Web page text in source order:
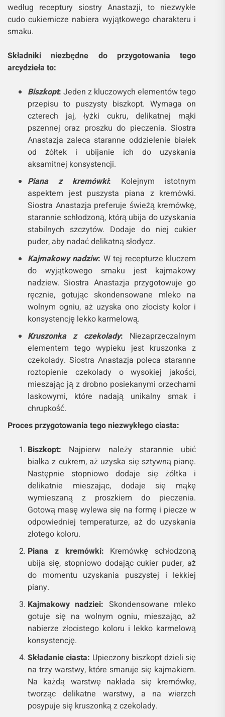
według receptury siostry Anastazji, to niezwykłe
cudo cukiernicze nabiera wyjątkowego charakteru i
smaku.
Składniki niezbędne do przygotowania tego
arcydzieła to:
Biszkopt: Jeden z kluczowych elementów tego
przepisu to puszysty biszkopt. Wymaga on
czterech jaj, łyżki cukru, delikatnej mąki
pszennej oraz proszku do pieczenia. Siostra
Anastazja zaleca staranne oddzielenie białek
od żółtek i ubijanie ich do uzyskania
aksamitnej konsystencji.
Piana z kremówki: Kolejnym istotnym
aspektem jest puszysta piana z kremówki.
Siostra Anastazja preferuje świeżą kremówkę,
starannie schłodzoną, którą ubija do uzyskania
stabilnych szczytów. Dodaje do niej cukier
puder, aby nadać delikatną słodycz.
Kajmakowy nadziw: W tej recepturze kluczem
do wyjątkowego smaku jest kajmakowy
nadziew. Siostra Anastazja przygotowuje go
ręcznie, gotując skondensowane mleko na
wolnym ogniu, aż uzyska ono złocisty kolor i
konsystencję lekko karmelową.
Kruszonka z czekolady: Niezaprzeczalnym
elementem tego wypieku jest kruszonka z
czekolady. Siostra Anastazja poleca staranne
roztopienie czekolady o wysokiej jakości,
mieszając ją z drobno posiekanymi orzechami
laskowymi, które nadają unikalny smak i
chrupkość.
Proces przygotowania tego niezwykłego ciasta:
Biszkopt: Najpierw należy starannie ubić
białka z cukrem, aż uzyska się sztywną pianę.
Następnie stopniowo dodaje się żółtka i
delikatnie mieszając, dodaje się mąkę
wymieszaną z proszkiem do pieczenia.
Gotową masę wylewa się na formę i piecze w
odpowiedniej temperaturze, aż do uzyskania
złotego koloru.
Piana z kremówki: Kremówkę schłodzoną
ubija się, stopniowo dodając cukier puder, aż
do momentu uzyskania puszystej i lekkiej
piany.
Kajmakowy nadziei: Skondensowane mleko
gotuje się na wolnym ogniu, mieszając, aż
nabierze złocistego koloru i lekko karmelową
konsystencję.
Składanie ciasta: Upieczony biszkopt dzieli się
na trzy warstwy, które smaruje się kajmakiem.
Na każdą warstwę nakłada się kremówkę,
tworząc delikatne warstwy, a na wierzch
posypuje się kruszonką z czekolady.